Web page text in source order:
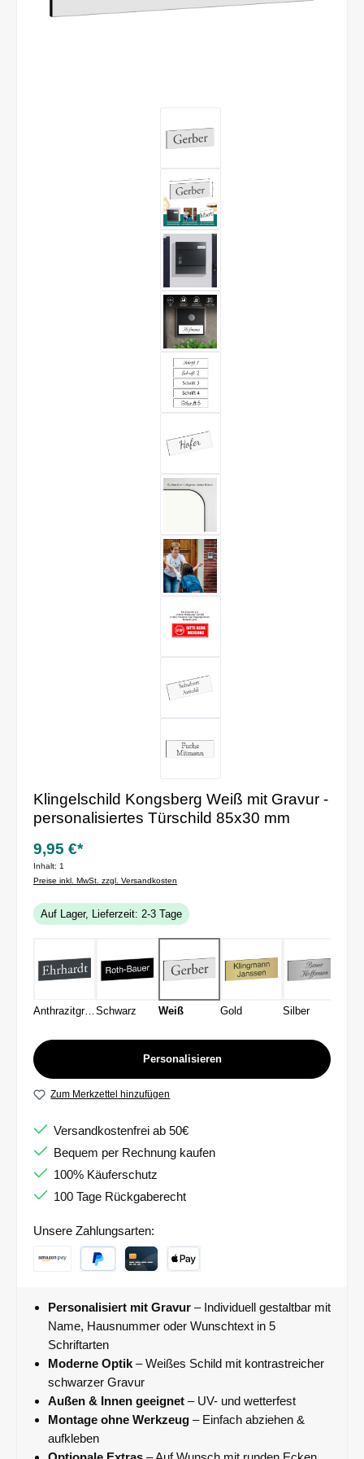
Klingelschild Kongsberg Weiß mit Gravur -
personalisiertes Türschild 85x30 mm
9,95 €*
Inhalt: 1
Preise inkl. MwSt. zzgl. Versandkosten
Auf Lager, Lieferzeit: 2-3 Tage
AnthrazitgrauSchwarz Weiß Gold Silber
Personalisieren
Zum Merkzettel hinzufügen
Versandkostenfrei ab 50€
Bequem per Rechnung kaufen
100% Käuferschutz
100 Tage Rückgaberecht
Unsere Zahlungsarten:
Personalisiert mit Gravur – Individuell gestaltbar mit
Name, Hausnummer oder Wunschtext in 5
Schriftarten
Moderne Optik – Weißes Schild mit kontrastreicher
schwarzer Gravur
Außen & Innen geeignet – UV- und wetterfest
Montage ohne Werkzeug – Einfach abziehen &
aufkleben